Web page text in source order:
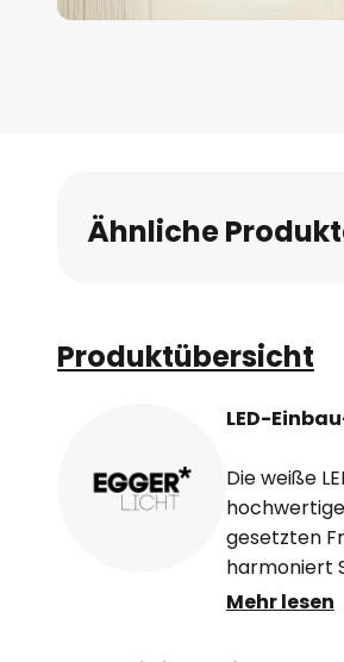
Ähnliche
Produktübersicht
LED-
Die weiße
gesetzten
harmoniert
Treiber ist
Mehr lesen